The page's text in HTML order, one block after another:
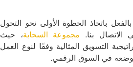
باتخاذ الخطوة الأولى نحو التحول
الاتصال بنا. مجموعة السحابة، حيث
التسويق المثالية وفقًا لنوع العمل
وضعه في السوق الرقمي.